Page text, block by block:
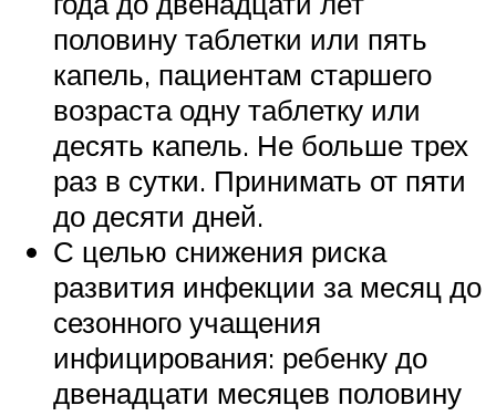
половину таблетки или пять
капель, пациентам старшего
возраста одну таблетку или
десять капель. Не больше трех
раз в сутки. Принимать от пяти
до десяти дней.
С целью снижения риска
развития инфекции за месяц до
сезонного учащения
инфицирования: ребенку до
двенадцати месяцев половину